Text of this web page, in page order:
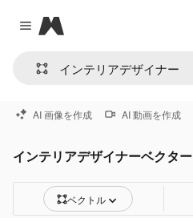
Close menu
Magnific
AI 画像を作成 AI 動画を作成
インテリアデザイナーベクター
ベクトル